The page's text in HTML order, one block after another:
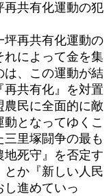
共有化運動の犯
再共有化運動の
れによって金を集
は、この運動が結
再共有化』を対置
民に全面的に敵
となってゆくこ
三里塚闘争の最も
死守』を否定す
とか『新しい人民
進めていっ